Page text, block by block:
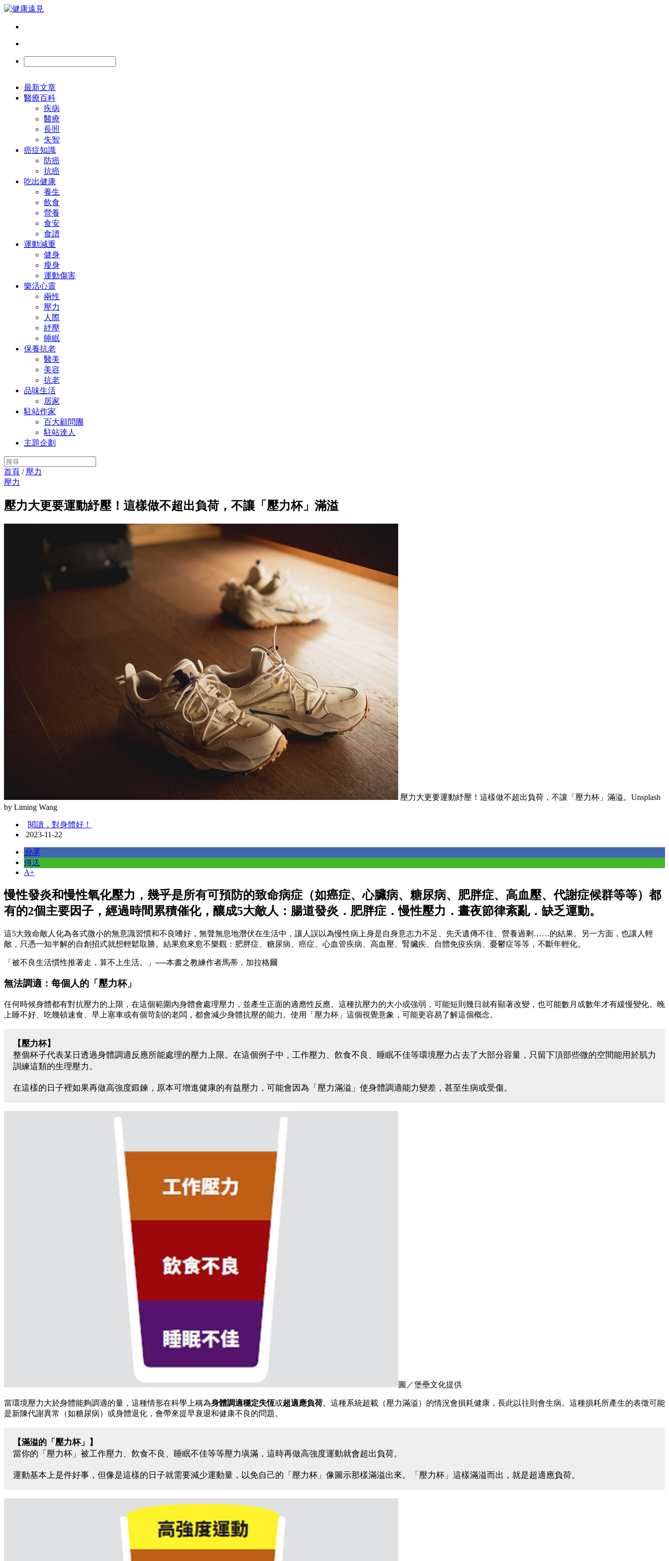
最新文章
醫療百科
疾病
醫療
長照
失智
癌症知識
防癌
抗癌
吃出健康
養生
飲食
營養
食安
食譜
運動減重
健身
瘦身
運動傷害
樂活心靈
兩性
壓力
人際
紓壓
睡眠
保養抗老
醫美
美容
抗老
品味生活
居家
駐站作家
百大顧問團
駐站達人
主題企劃
首頁 / 壓力
壓力
壓力大更要運動紓壓！這樣做不超出負荷，不讓「壓力杯」滿溢
壓力大更要運動紓壓！這樣做不超出負荷，不讓「壓力杯」滿溢。Unsplash
by Liming Wang
閱讀，對身體好！
2023-11-22
分享
傳送
A+
慢性發炎和慢性氧化壓力，幾乎是所有可預防的致命病症（如癌症、心臟病、糖尿病、肥胖症、高血壓、代謝症候群等等）都
有的2個主要因子，經過時間累積催化，釀成5大敵人：腸道發炎．肥胖症．慢性壓力．晝夜節律紊亂．缺乏運動。
這5大致命敵人化為各式微小的無意識習慣和不良嗜好，無聲無息地潛伏在生活中，讓人誤以為慢性病上身是自身意志力不足、先天遺傳不佳、營養過剩……的結果。另一方面，也讓人輕
敵，只憑一知半解的自創招式就想輕鬆取勝。結果愈來愈不樂觀：肥胖症、糖尿病、癌症、心血管疾病、高血壓、腎臟疾、自體免疫疾病、憂鬱症等等，不斷年輕化。
「被不良生活慣性推著走，算不上生活。」──本書之教練作者馬蒂．加拉格爾
無法調適：每個人的「壓力杯」
任何時候身體都有對抗壓力的上限，在這個範圍內身體會處理壓力，並產生正面的適應性反應。這種抗壓力的大小或強弱，可能短則幾日就有顯著改變，也可能數月或數年才有緩慢變化。晚
上睡不好、吃幾頓速食、早上塞車或有個苛刻的老闆，都會減少身體抗壓的能力。使用「壓力杯」這個視覺意象，可能更容易了解這個概念。
【壓力杯】
整個杯子代表某日透過身體調適反應所能處理的壓力上限。在這個例子中，工作壓力、飮食不良、睡眠不佳等環境壓力占去了大部分容量，只留下頂部些微的空間能用於肌力
訓練這類的生理壓力。
在這樣的日子裡如果再做高強度鍛鍊，原本可增進健康的有益壓力，可能會因為「壓力滿溢」使身體調適能力變差，甚至生病或受傷。
圖／堡壘文化提供
當環境壓力大於身體能夠調適的量，這種情形在科學上稱為身體調適穩定失恆或超適應負荷。這種系統超載（壓力滿溢）的情況會損耗健康，長此以往則會生病。這種損耗所產生的表徵可能
是新陳代謝異常（如糖尿病）或身體退化，會帶來提早衰退和健康不良的問題。
【滿溢的「壓力杯」】
當你的「壓力杯」被工作壓力、飮食不良、睡眠不佳等等壓力塡滿，這時再做高強度運動就會超出負荷。
運動基本上是件好事，但像是這樣的日子就需要減少運動量，以免自己的「壓力杯」像圖示那樣滿溢出來。「壓力杯」這樣滿溢而出，就是超適應負荷。